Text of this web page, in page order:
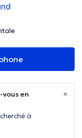
en
à